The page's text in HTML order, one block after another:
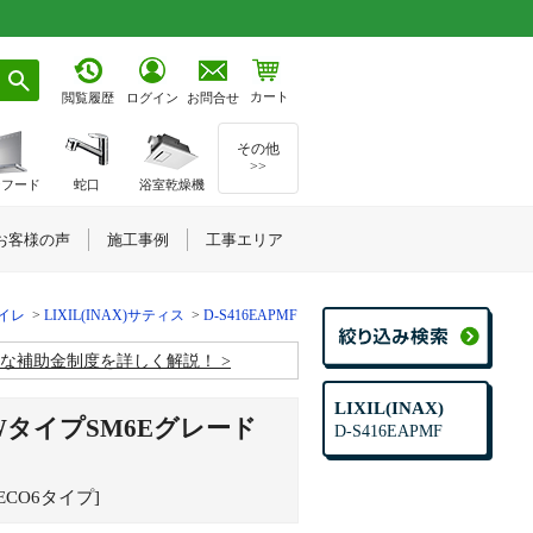
LIXIL(INAX)
D-S416EAPMF
閲覧履歴 ログイン お問合せ カート
レ LIXIL(INAX)サティス D-S416EAPMF
補助金制度を詳しく解説！
イプSM6Eグレード
タイプ]
ード 蛇口 浴室乾燥機
その他
>>
客様の声 施工事例 工事エリア